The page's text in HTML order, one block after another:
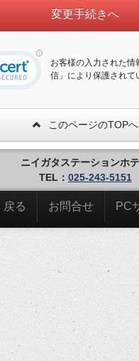
お客様の入力された情
信」により保護されて
このページのTOPへ
ニイガタステーションホ
TEL： 025-243-5151
戻る お問合せ PC